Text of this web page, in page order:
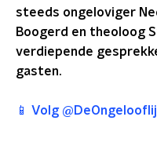
steeds ongeloviger
Boogerd en theoloog
verdiepende
gasten.
📱 Volg